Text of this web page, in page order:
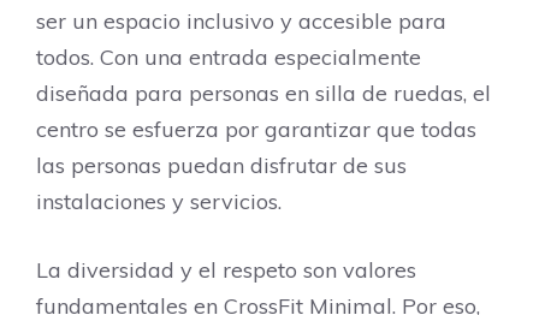
ser un espacio inclusivo y accesible para
todos. Con una entrada especialmente
diseñada para personas en silla de ruedas, el
centro se esfuerza por garantizar que todas
las personas puedan disfrutar de sus
instalaciones y servicios.
La diversidad y el respeto son valores
fundamentales en CrossFit Minimal. Por eso,